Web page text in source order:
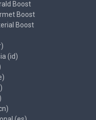
Boost
Boost
Boost
‎(id)‎